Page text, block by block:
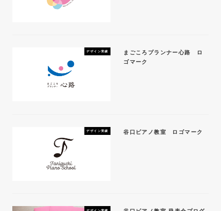
デザイン実績
まごころプランナー心路 ロ
ゴマーク
デザイン実績 谷口ピアノ教室 ロゴマーク
デザイン実績